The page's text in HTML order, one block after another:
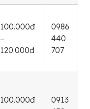
100.000đ
–
120.000đ
0986
440
707
100.000đ
0913